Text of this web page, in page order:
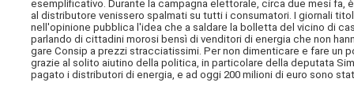
esemplificativo. Durante la campagna elettorale, circa due mesi
al distributore venissero spalmati su tutti i consumatori. I giornali
nell'opinione pubblica l'idea che a saldare la bolletta del vicino di
parlando di cittadini morosi bensì di venditori di energia che non
gare Consip a prezzi stracciatissimi. Per non dimenticare e fare
grazie al solito aiutino della politica, in particolare della deputata
pagato i distributori di energia, e ad oggi 200 milioni di euro sono